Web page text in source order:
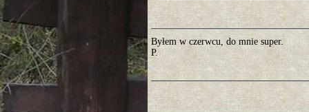
Byłem w czerwcu, do mnie super.
P.